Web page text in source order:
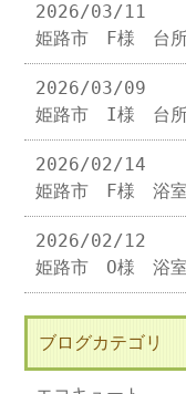
2026/03/11
姫路市 F様 台所
2026/03/09
姫路市 I様 台所
2026/02/14
姫路市 F様 浴室
2026/02/12
姫路市 O様 浴室
ブログカテゴリ